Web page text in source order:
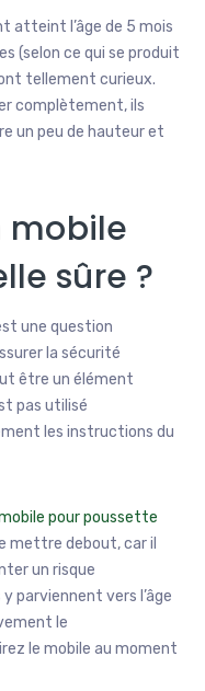
atteint l’âge de 5 mois
(selon ce qui se produit
tellement curieux.
complètement, ils
un peu de hauteur et
mobile
sûre ?
une question
la sécurité
être un élément
pas utilisé
les instructions du
pour poussette
mettre debout, car il
un risque
parviennent vers l’âge
le
le mobile au moment